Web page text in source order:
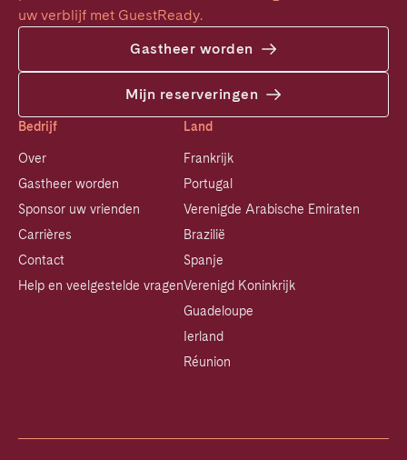
uw verblijf met GuestReady.
Gastheer worden
Mijn reserveringen
Bedrijf
Over
Gastheer worden
Sponsor uw vrienden
Carrières
Contact
Help en veelgestelde vragen
Land
Frankrijk
Portugal
Verenigde Arabische Emiraten
Brazilië
Spanje
Verenigd Koninkrijk
Guadeloupe
Ierland
Réunion